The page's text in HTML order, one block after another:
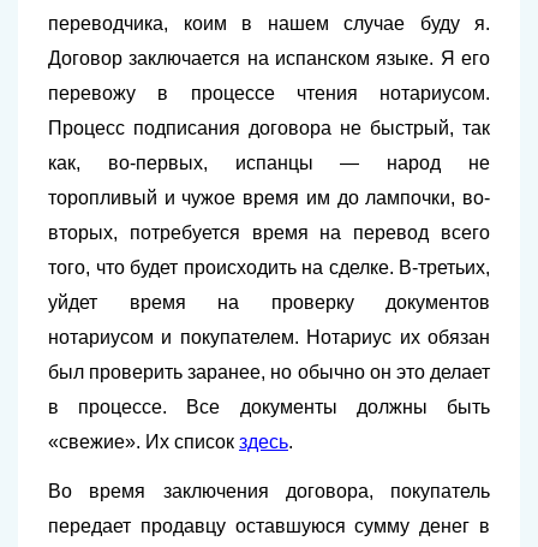
переводчика, коим в нашем случае буду я.
Договор заключается на испанском языке. Я его
перевожу в процессе чтения нотариусом.
Процесс подписания договора не быстрый, так
как, во-первых, испанцы — народ не
торопливый и чужое время им до лампочки, во-
вторых, потребуется время на перевод всего
того, что будет происходить на сделке. В-третьих,
уйдет время на проверку документов
нотариусом и покупателем. Нотариус их обязан
был проверить заранее, но обычно он это делает
в процессе. Все документы должны быть
«свежие». Их список здесь.
Во время заключения договора, покупатель
передает продавцу оставшуюся сумму денег в